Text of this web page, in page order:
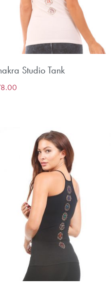
Studio Tank
NEWS
an, um interessante
zu erhalten
zu werden.